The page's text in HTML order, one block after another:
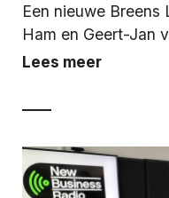
Een nieuwe Breens
Ham en Geert-Jan
Lees meer